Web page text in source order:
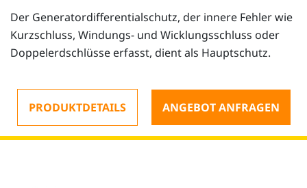
Der Generatordifferentialschutz, der innere Fehler wie
Kurzschluss, Windungs- und Wicklungsschluss oder
Doppelerdschlüsse erfasst, dient als Hauptschutz.
PRODUKTDETAILS ANGEBOT ANFRAGEN